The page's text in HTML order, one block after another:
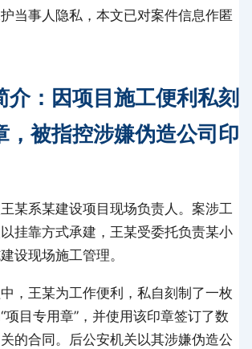
当事人隐私，本文已对案件信息作匿
介：因项目施工便利私刻
，被指控涉嫌伪造公司印
某系某建设项目现场负责人。案涉工
挂靠方式承建，王某受委托负责某小
设现场施工管理。
，王某为工作便利，私自刻制了一枚
项目专用章”，并使用该印章签订了数
的合同。后公安机关以其涉嫌伪造公